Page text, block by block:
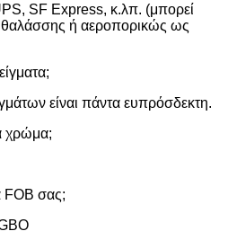
SF Express, κ.λπ. (μπορεί
θαλάσσης ή αεροπορικώς ως
είναι πάντα ευπρόσδεκτη.
χρώμα;
FOB σας;